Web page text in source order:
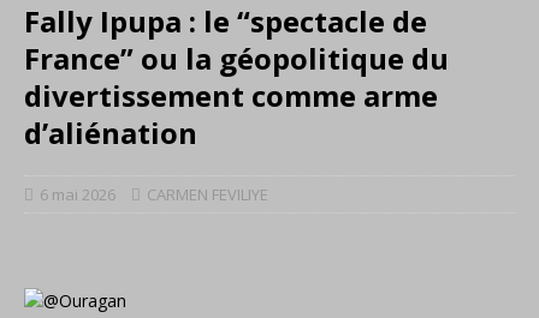
Fally Ipupa : le “spectacle de
France” ou la géopolitique du
divertissement comme arme
d’aliénation
6 mai 2026 CARMEN FEVILIYE